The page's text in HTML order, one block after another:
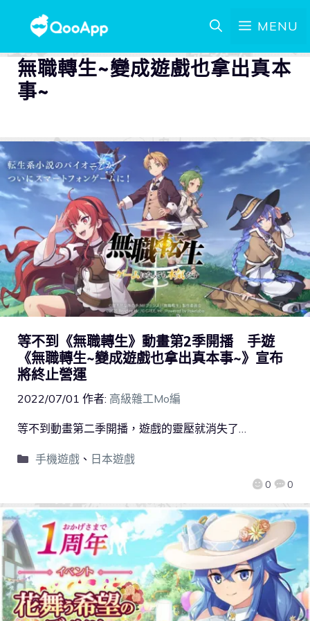
MENU
無職轉生~變成遊戲也拿出真本
事~
等不到《無職轉生》動畫第2季開播 手遊
《無職轉生~變成遊戲也拿出真本事~》宣布
將終止營運
2022/07/01 作者: 高級雜工Mo編
0 0
等不到動畫第二季開播，遊戲的靈壓就消失了…
手機遊戲、 日本遊戲